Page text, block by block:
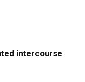
intercourse